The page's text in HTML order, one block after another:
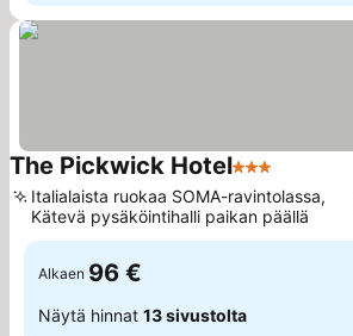
The Pickwick Hotel3 Tähtiluokitus
Italialaista ruokaa SOMA-ravintolassa,
Kätevä pysäköintihalli paikan päällä
Alkaen 96 €
Näytä hinnat 13 sivustolta